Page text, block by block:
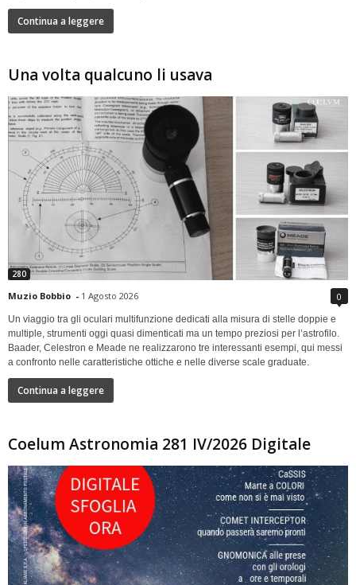
Continua a leggere
Una volta qualcuno li usava
280
Muzio Bobbio - 1 Agosto 2026 0
Un viaggio tra gli oculari multifunzione dedicati alla misura di stelle doppie e
multiple, strumenti oggi quasi dimenticati ma un tempo preziosi per l’astrofilo.
Baader, Celestron e Meade ne realizzarono tre interessanti esempi, qui messi
a confronto nelle caratteristiche ottiche e nelle diverse scale graduate.
Continua a leggere
Coelum Astronomia 281 IV/2026 Digitale